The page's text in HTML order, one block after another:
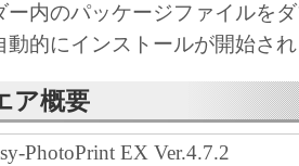
ー内のパッケージファイルを
動的にインストールが開始さ
ア概要
PhotoPrint EX Ver.4.7.2